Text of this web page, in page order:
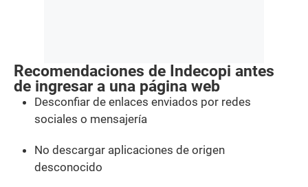
Recomendaciones de Indecopi antes
de ingresar a una página web
Desconfiar de enlaces enviados por redes
sociales o mensajería
No descargar aplicaciones de origen
desconocido